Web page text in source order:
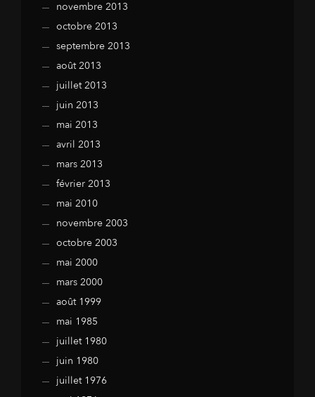
novembre 2013
octobre 2013
septembre 2013
août 2013
juillet 2013
juin 2013
mai 2013
avril 2013
mars 2013
février 2013
mai 2010
novembre 2003
octobre 2003
mai 2000
mars 2000
août 1999
mai 1985
juillet 1980
juin 1980
juillet 1976